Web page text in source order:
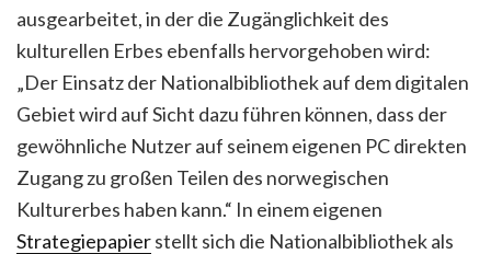
ausgearbeitet, in der die Zugänglichkeit des
kulturellen Erbes ebenfalls hervorgehoben wird:
„Der Einsatz der Nationalbibliothek auf dem digitalen
Gebiet wird auf Sicht dazu führen können, dass der
gewöhnliche Nutzer auf seinem eigenen PC direkten
Zugang zu großen Teilen des norwegischen
Kulturerbes haben kann.“ In einem eigenen
Strategiepapierstellt sich die Nationalbibliothek als